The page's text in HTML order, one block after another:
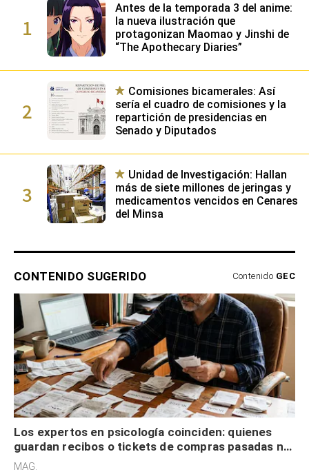
1
Antes de la temporada 3 del anime:
la nueva ilustración que
protagonizan Maomao y Jinshi de
“The Apothecary Diaries”
2
Comisiones bicamerales: Así
sería el cuadro de comisiones y la
repartición de presidencias en
Senado y Diputados
3
Unidad de Investigación: Hallan
más de siete millones de jeringas y
medicamentos vencidos en Cenares
del Minsa
CONTENIDO SUGERIDO Contenido GEC
Los expertos en psicología coinciden: quienes
guardan recibos o tickets de compras pasadas no
son acumuladores, sino que tienen necesidad de
MAG.